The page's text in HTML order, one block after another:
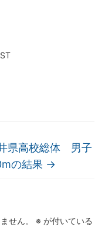
県高校総体 男子
の結果 →
せん。 ※ が付いている